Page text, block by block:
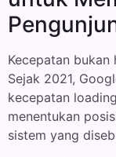
Kecepatan bukan
Sejak 2021,
kecepatan
menentukan
sistem yang